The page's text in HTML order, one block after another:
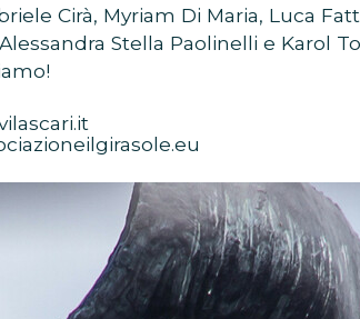
Cirà, Myriam Di Maria, Luca
Stella Paolinelli e Karol